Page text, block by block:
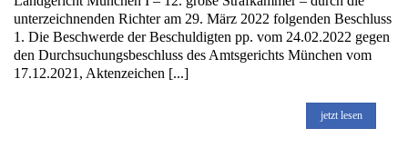
unterzeichnenden Richter am 29. März 2022 folgenden Beschluss
1. Die Beschwerde der Beschuldigten pp. vom 24.02.2022 gegen
den Durchsuchungsbeschluss des Amtsgerichts München vom
17.12.2021, Aktenzeichen [...]
jetzt lesen